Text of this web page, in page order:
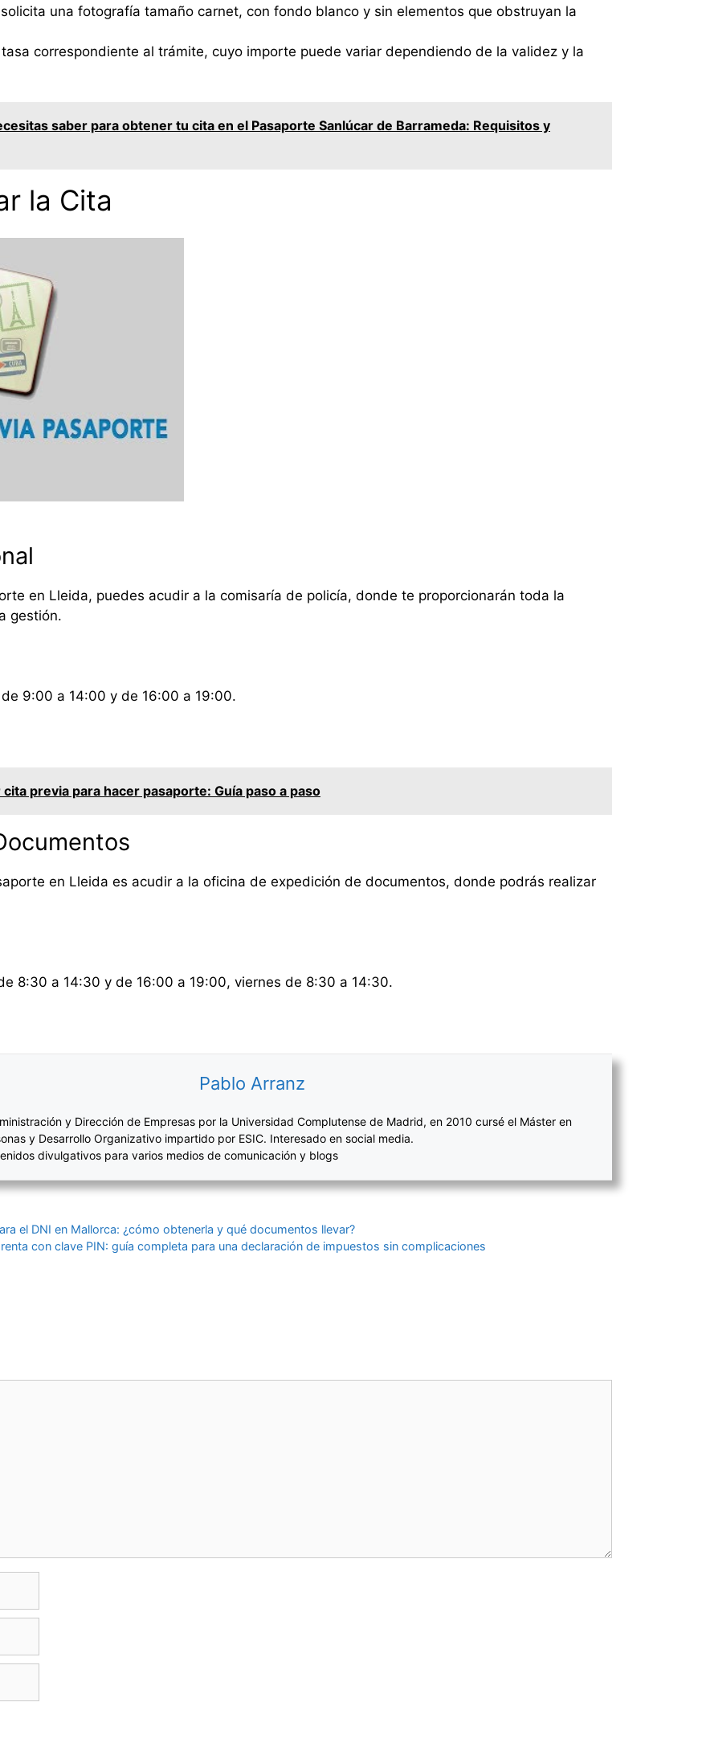
una fotografía tamaño carnet, con fondo blanco y sin elementos que obstruyan la
correspondiente al trámite, cuyo importe puede variar dependiendo de la validez y la
saber para obtener tu cita en el Pasaporte Sanlúcar de Barrameda: Requisitos y
la Cita
en Lleida, puedes acudir a la comisaría de policía, donde te proporcionarán toda la
gestión.
9:00 a 14:00 y de 16:00 a 19:00.
previa para hacer pasaporte: Guía paso a paso
en Lleida es acudir a la oficina de expedición de documentos, donde podrás realizar
8:30 a 14:30 y de 16:00 a 19:00, viernes de 8:30 a 14:30.
Pablo Arranz
y Dirección de Empresas por la Universidad Complutense de Madrid, en 2010 cursé el Máster en
y Desarrollo Organizativo impartido por ESIC. Interesado en social media.
divulgativos para varios medios de comunicación y blogs
el DNI en Mallorca: ¿cómo obtenerla y qué documentos llevar?
con clave PIN: guía completa para una declaración de impuestos sin complicaciones